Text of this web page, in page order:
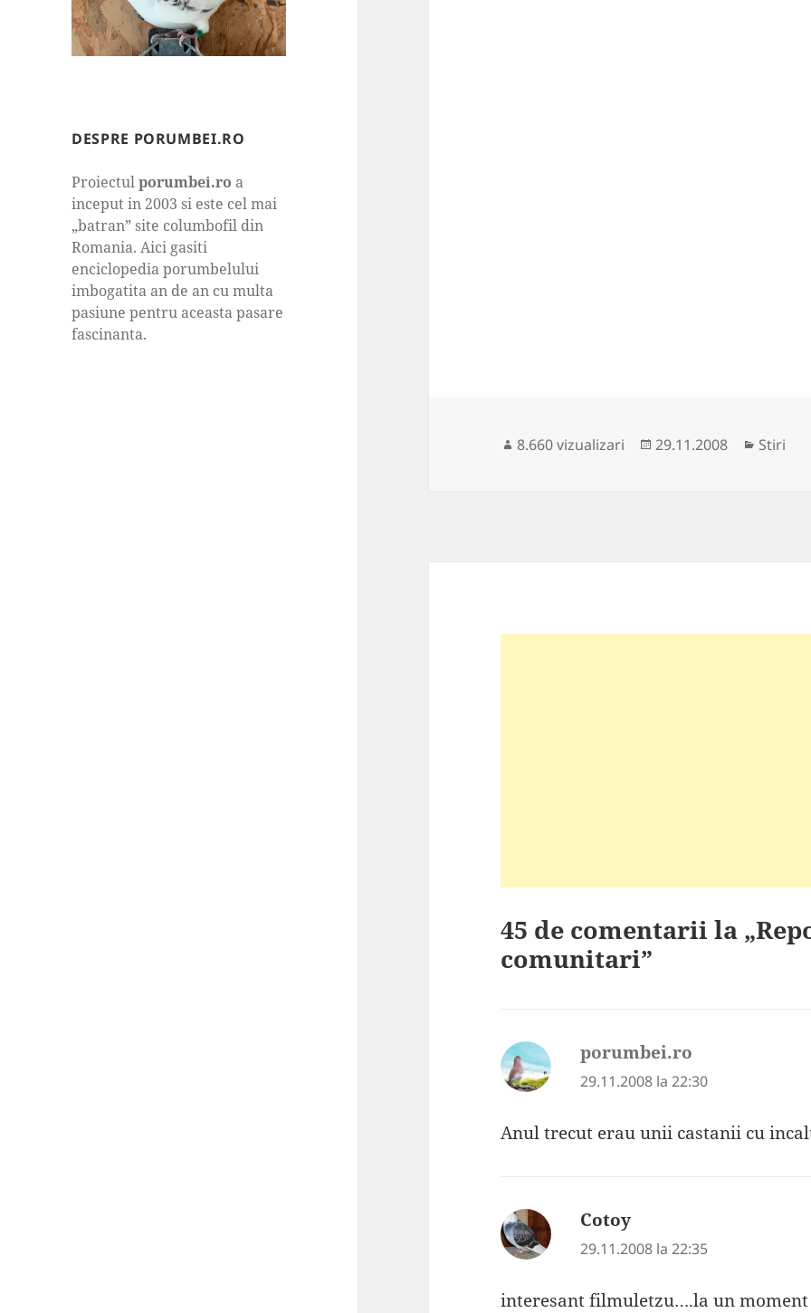
DESPRE PORUMBEI.RO
Proiectulporumbei.ro a
inceput in 2003 si este cel mai
„batran” site columbofil din
Romania. Aici gasiti
enciclopedia porumbelului
imbogatita an de an cu multa
pasiune pentru aceasta pasare
fascinanta.
8.660 vizualizari
Publicat
29.11.2008 Stiri
45 de comentarii la
comunitari”
porumbei.ro
29.11.2008 la 22:30
Anul trecut erau unii castanii cu
Cotoy
29.11.2008 la 22:35
interesant filmuletzu….la un